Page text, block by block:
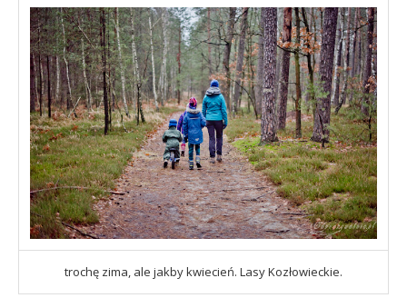
trochę zima, ale jakby kwiecień. Lasy Kozłowieckie.